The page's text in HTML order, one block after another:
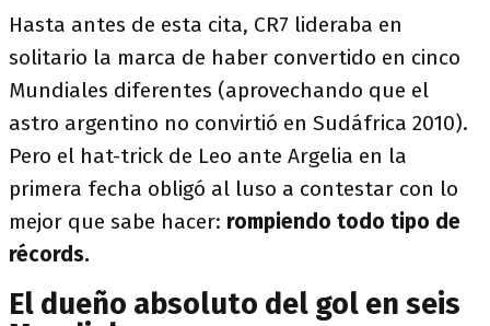
Hasta antes de esta cita, CR7 lideraba en
solitario la marca de haber convertido en cinco
Mundiales diferentes (aprovechando que el
astro argentino no convirtió en Sudáfrica 2010).
Pero el hat-trick de Leo ante Argelia en la
primera fecha obligó al luso a contestar con lo
mejor que sabe hacer: rompiendo todo tipo de
récords.
El dueño absoluto del gol en seis